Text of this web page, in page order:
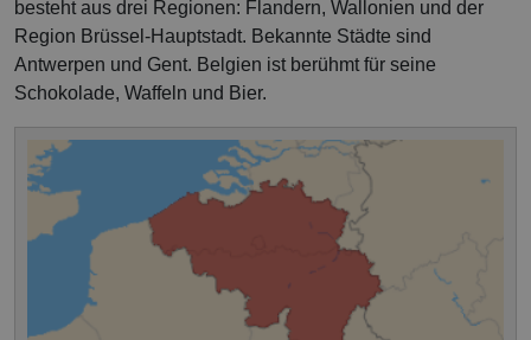
besteht aus drei Regionen: Flandern, Wallonien und der
Region Brüssel-Hauptstadt. Bekannte Städte sind
Antwerpen und Gent. Belgien ist berühmt für seine
Schokolade, Waffeln und Bier.